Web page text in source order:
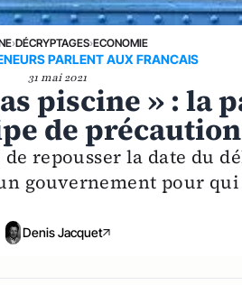
›DÉCRYPTAGES›ECONOMIE
PARLENT AUX FRANCAIS
31 mai 2021
piscine » : la
de précaution
repousser la date du
gouvernement pour
Denis Jacquet